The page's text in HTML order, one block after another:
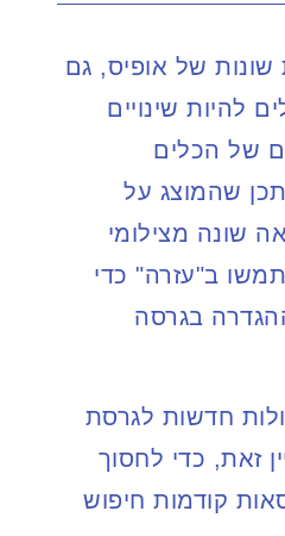
של אופיס, גם
להיות שינויים
של הכלים
שהמוצג על
שונה מצילומי
ב"עזרה" כדי
בגרסה
חדשות לגרסת
זאת, כדי לחסוך
קודמות חיפוש